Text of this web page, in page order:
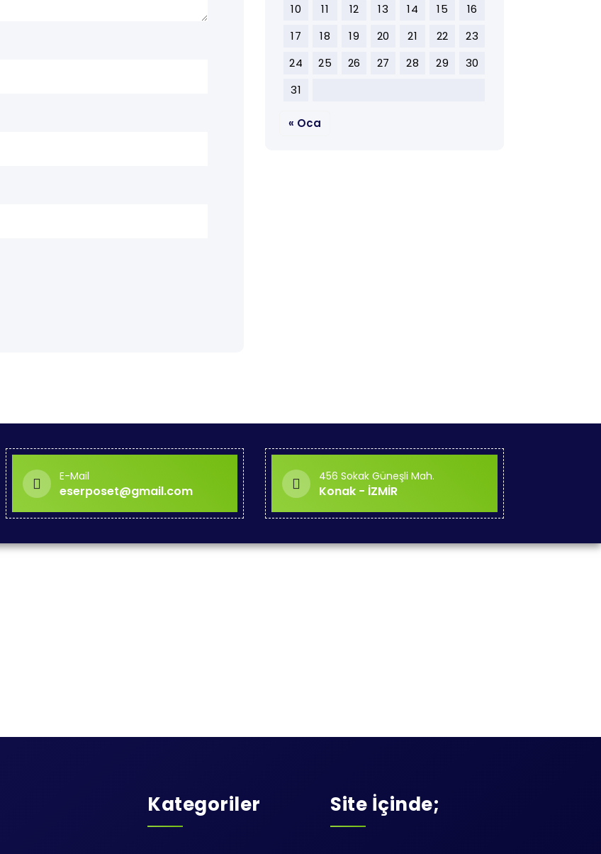
10
11 12 13 14 15
16
17
18 19 20 21 22
23
24
25 26 27 28 29
30
31
« Oca
E-Mail
eserposet@gmail.com
456 Sokak Güneşli Mah.
Konak - İZMİR
Kategoriler Site İçinde;